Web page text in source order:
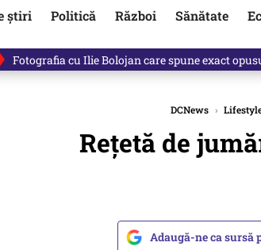
știri Politică Război Sănătate
Ilie Bolojan, gafă în direct despre „omul harnic“
DCNews ›
Rețetă de
Adaugă-ne ca sursă